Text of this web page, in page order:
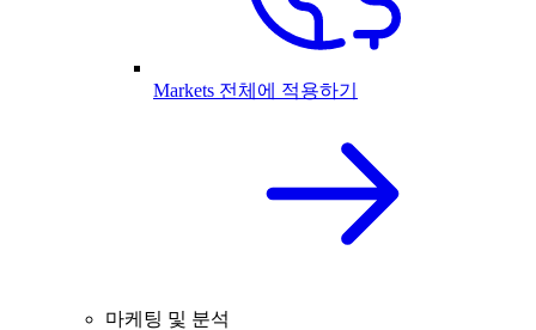
Markets 전체에 적용하기
마케팅 및 분석